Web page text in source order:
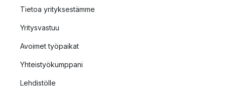
Tietoa yrityksestämme
Yritysvastuu
Avoimet työpaikat
Yhteistyökumppani
Lehdistölle